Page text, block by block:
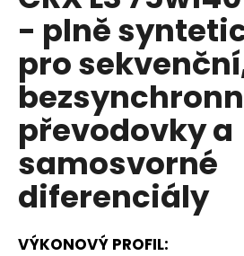
z
5
hvězdiček.
- plně
pro
převodovky a
samosvorné
diferenciály
VÝKONOVÝ PROFIL:
a
t
?
HLEDAT